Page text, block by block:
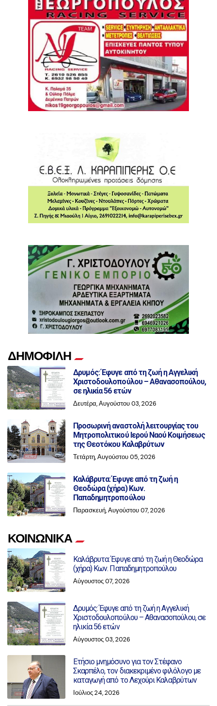
ΔΗΜΟΦΙΛΗ
Δρυμός: Έφυγε από τη ζωή η Αγγελική
Χριστοδουλοπούλου – Αθανασοπούλου,
σε ηλικία 56 ετών
Δευτέρα, Αυγούστου 03, 2026
Προσωρινή αναστολή λειτουργίας του
Μητροπολιτικού Ιερού Ναού Κοιμήσεως
της Θεοτόκου Καλαβρύτων
Τετάρτη, Αυγούστου 05, 2026
Καλάβρυτα: Έφυγε από τη ζωή η
Θεοδώρα (χήρα) Κων.
Παπαδημητροπούλου
Παρασκευή, Αυγούστου 07, 2026
ΚΟΙΝΩΝΙΚΑ
Καλάβρυτα: Έφυγε από τη ζωή η Θεοδώρα
(χήρα) Κων. Παπαδημητροπούλου
Αύγουστος 07, 2026
Δρυμός: Έφυγε από τη ζωή η Αγγελική
Χριστοδουλοπούλου – Αθανασοπούλου, σε
ηλικία 56 ετών
Αύγουστος 03, 2026
Ετήσιο μνημόσυνο για τον Στέφανο
Σκαρπέλο, τον διακεκριμένο φιλόλογο με
καταγωγή από το Λεχούρι Καλαβρύτων
Ιούλιος 24, 2026